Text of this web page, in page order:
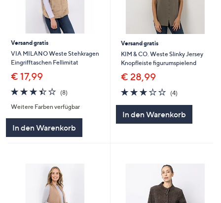
Versand gratis
VIA MILANO Weste Stehkragen
Eingrifftaschen Fellimitat
€ 17,99
3.4
von
5
(8)8
Weitere Farben verfügbar
In den Warenkorb
Versand gratis
KIM & CO. Weste Slinky Jersey
Knopfleiste figurumspielend
€ 28,99
3.0
von
(4)4
In den Warenkorb